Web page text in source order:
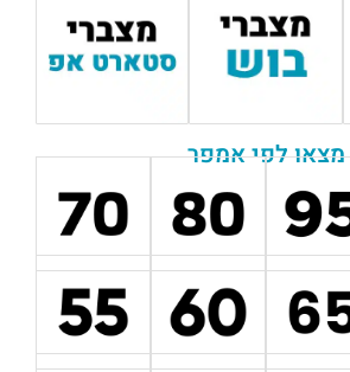
מצאו לפי אמפר